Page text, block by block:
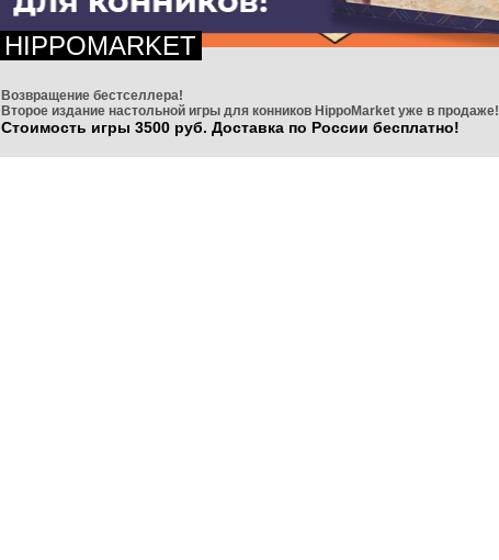
HIPPOMARKET
Возвращение бестселлера!
Второе издание настольной игры для конников HippoMarket уже в продаже!
Стоимость игры 3500 руб. Доставка по России бесплатно!